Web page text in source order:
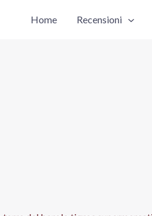
Home Recensioni